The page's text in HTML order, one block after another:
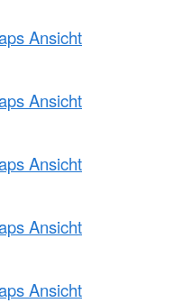
Ansicht
Ansicht
Ansicht
Ansicht
Ansicht